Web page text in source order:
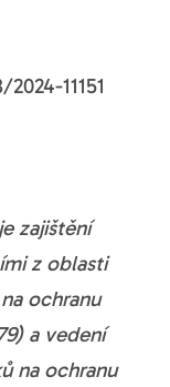
11151
zajištění
z oblasti
ochranu
a vedení
na ochranu